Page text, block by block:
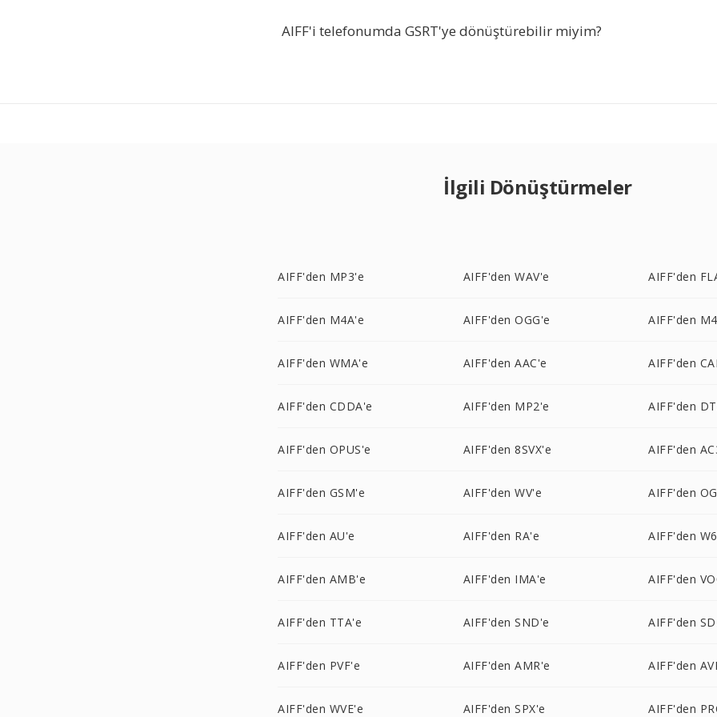
AIFF'i telefonumda GSRT'ye dönüştürebilir miyim?
İlgili Dönüştürmeler
AIFF'den MP3'e AIFF'den WAV'e AIFF'den
AIFF'den M4A'e AIFF'den OGG'e AIFF'den
AIFF'den WMA'e AIFF'den AAC'e AIFF'den
AIFF'den CDDA'e AIFF'den MP2'e AIFF'den
AIFF'den OPUS'e AIFF'den 8SVX'e AIFF'den
AIFF'den GSM'e AIFF'den WV'e AIFF'den
AIFF'den AU'e AIFF'den RA'e AIFF'den
AIFF'den AMB'e AIFF'den IMA'e AIFF'den
AIFF'den TTA'e AIFF'den SND'e AIFF'den
AIFF'den PVF'e AIFF'den AMR'e AIFF'den
AIFF'den WVE'e AIFF'den SPX'e AIFF'den